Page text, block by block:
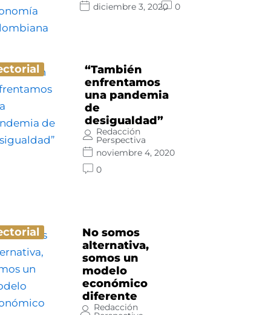
diciembre 3, 2020
0
“También
enfrentamos
una pandemia
de
desigualdad”
Redacción
Perspectiva
noviembre 4, 2020
0
No somos
alternativa,
somos un
modelo
económico
diferente
Redacción